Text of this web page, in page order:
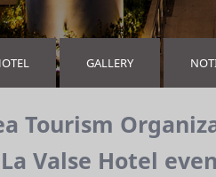
GALLERY
Tourism
Valse Hotel